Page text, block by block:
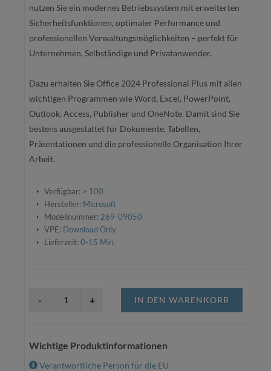
nutzen Sie ein modernes Betriebssystem mit erweiterten
Sicherheitsfunktionen, optimaler Performance und
professionellen Verwaltungsmöglichkeiten – perfekt für
Unternehmen, Selbständige und Privatanwender.
Dazu erhalten Sie Office 2024 Professional Plus mit allen
wichtigen Programmen wie Word, Excel, PowerPoint,
Outlook, Access, Publisher und OneNote. Damit sind Sie
bestens ausgestattet für Dokumente, Tabellen,
Präsentationen und die professionelle Organisation Ihrer
Arbeit.
Verfügbar: > 100
Hersteller: Microsoft
Modellnummer: 269-09050
VPE: Download Only
Lieferzeit: 0-15 Min.
IN DEN WARENKORB
Wichtige Produktinformationen
Verantwortliche Person für die EU